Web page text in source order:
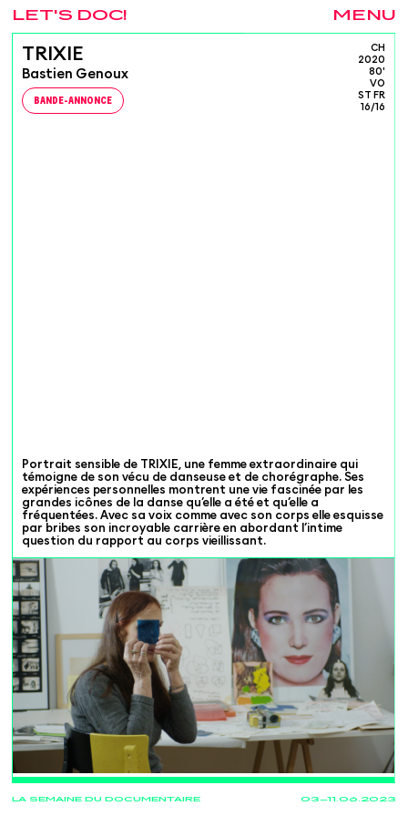
03—11.06.2023
LA SEMAINE DU DOCUMENTAIRE
MENU
LET'S DOC!
TRIXIE
Bastien Genoux
BANDE-ANNONCE
CH
2020
80'
VO
ST FR
16/16
Portrait sensible de TRIXIE, une femme extraordinaire qui
témoigne de son vécu de danseuse et de chorégraphe. Ses
expériences personnelles montrent une vie fascinée par les
grandes icônes de la danse qu’elle a été et qu’elle a
fréquentées. Avec sa voix comme avec son corps elle esquisse
par bribes son incroyable carrière en abordant l’intime
question du rapport au corps vieillissant.